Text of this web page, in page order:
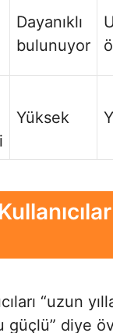
Dayanıklı
bulunuyor
Yüksek
“uzun
güçlü” diye